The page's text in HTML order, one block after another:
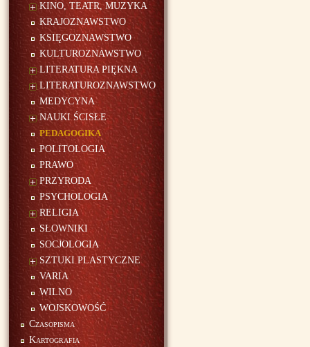
KINO, TEATR, MUZYKA
KRAJOZNAWSTWO
KSIĘGOZNAWSTWO
KULTUROZNAWSTWO
LITERATURA PIĘKNA
LITERATUROZNAWSTWO
MEDYCYNA
NAUKI ŚCISŁE
PEDAGOGIKA
POLITOLOGIA
PRAWO
PRZYRODA
PSYCHOLOGIA
RELIGIA
SŁOWNIKI
SOCJOLOGIA
SZTUKI PLASTYCZNE
VARIA
WILNO
WOJSKOWOŚĆ
Czasopisma
Kartografia